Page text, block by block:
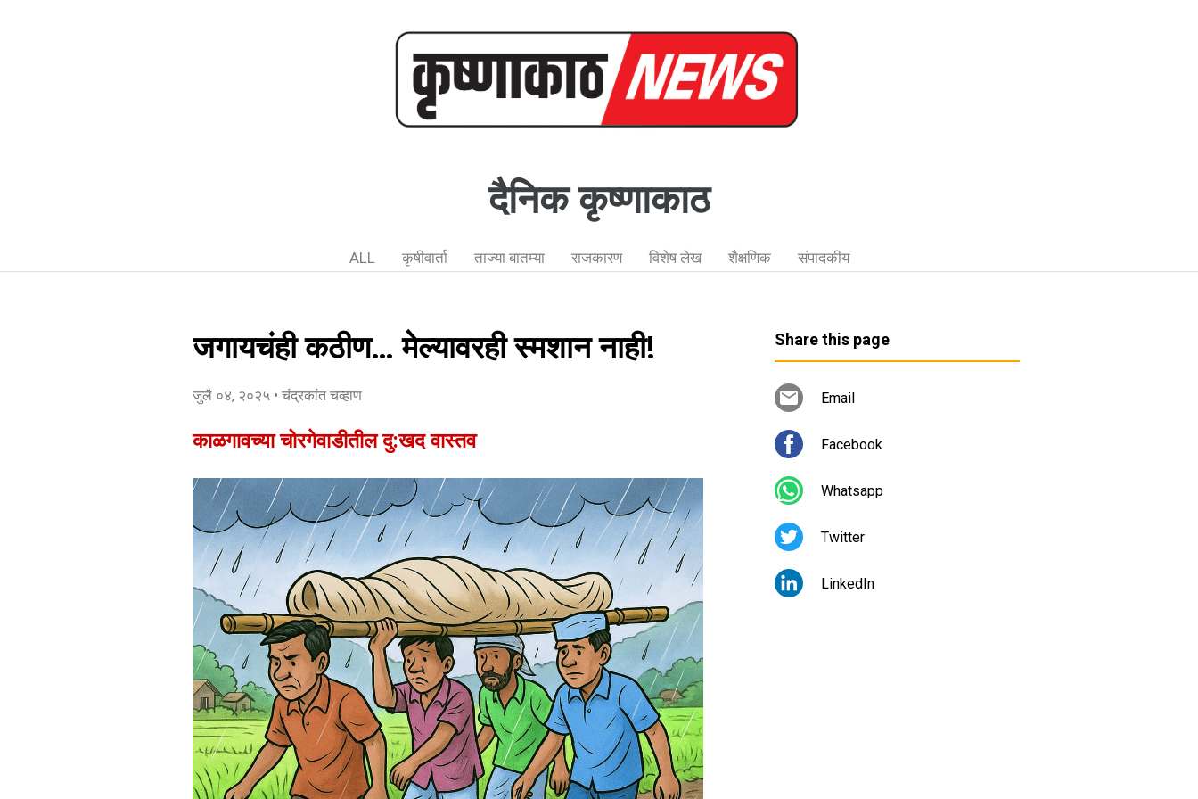
दैनिक कृष्णाकाठ
ALL कृषीवार्ता ताज्या बातम्या राजकारण विशेष लेख शैक्षणिक संपादकीय
जगायचंही कठीण… मेल्यावरही स्मशान नाही!
जुलै ०४, २०२५ • चंद्रकांत चव्हाण
काळगावच्या चोरगेवाडीतील दु:खद वास्तव
Share this page
Email
Facebook
Whatsapp
Twitter
LinkedIn